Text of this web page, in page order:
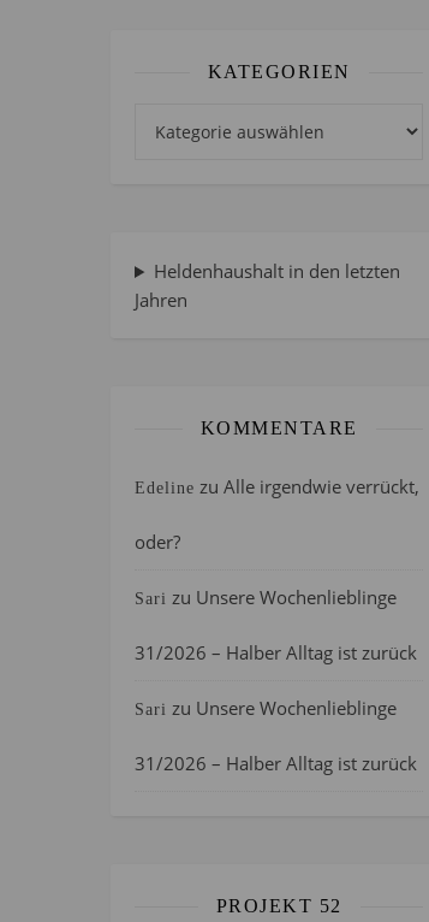
KATEGORIEN
Heldenhaushalt in den letzten
Jahren
KOMMENTARE
Edeline zu Alle irgendwie verrückt,
oder?
Sari zu Unsere Wochenlieblinge
31/2026 – Halber Alltag ist zurück
Sari zu Unsere Wochenlieblinge
31/2026 – Halber Alltag ist zurück
PROJEKT 52